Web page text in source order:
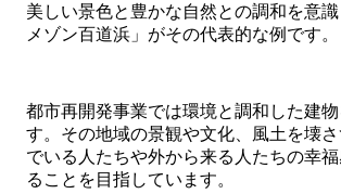
美しい景色と豊かな自然との調和を意
メゾン百道浜」がその代表的な例です。
都市再開発事業では環境と調和した建
す。その地域の景観や文化、風土を壊
でいる人たちや外から来る人たちの幸
ることを目指しています。